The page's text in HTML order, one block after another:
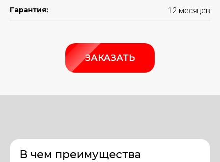
Гарантия: 12 месяцев
ЗАКАЗАТЬ
В чем преимущества